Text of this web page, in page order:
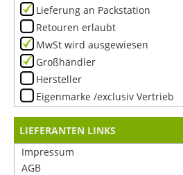
Lieferung an Packstation
Retouren erlaubt
MwSt wird ausgewiesen
Großhändler
Hersteller
Eigenmarke /exclusiv Vertrieb
LIEFERANTEN LINKS
Impressum
AGB